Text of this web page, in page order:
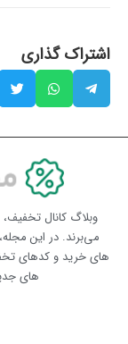
اشتراک گذاری
وبلاگ کانال
می‌برند. در این
های خرید و کدهای
های